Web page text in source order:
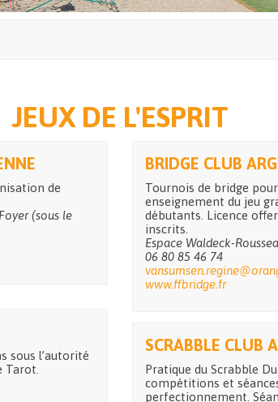
JEUX DE L'ESPRIT
de
(sous le
BRIDGE CLUB
Tournois de bridge
enseignement du jeu
débutants. Licence
inscrits.
Espace Waldeck-
06 80 85 46 74
www.ffbridge.fr
sous l’autorité
Tarot.
SCRABBLE CLUB
Pratique du Scrabble
compétitions et
perfectionnement.